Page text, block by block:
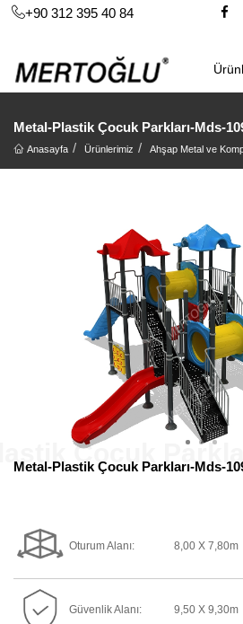
+90 312 395 40 84
Metal-Plastik Çocuk Parkları-Mds-
Anasayfa Ürünlerimiz Ahşap Metal ve
Metal-Plastik Çocuk Parkları-Mds-
Oturum Alanı: 8,00 X 7,80m
Güvenlik Alanı: 9,50 X 9,30m